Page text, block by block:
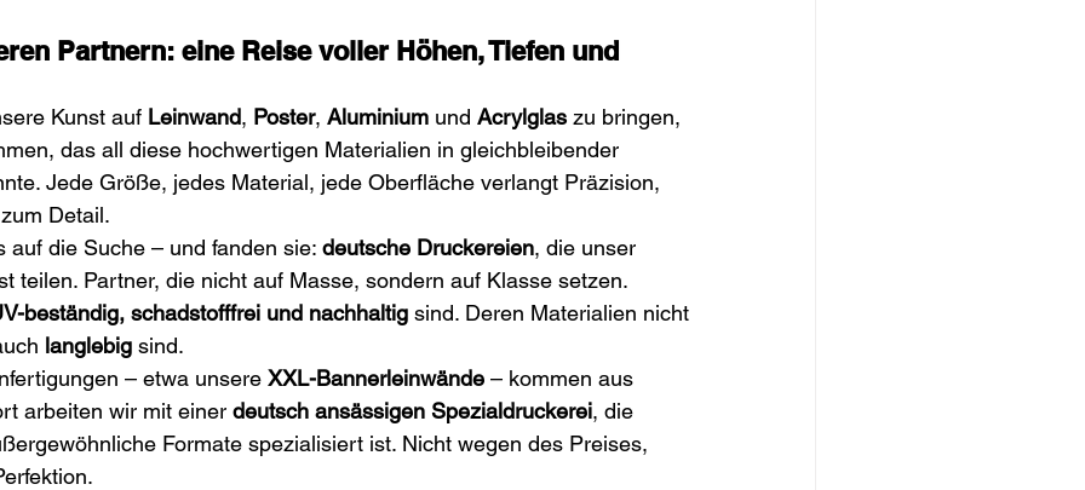
Partnern: eine Reise voller Höhen, Tiefen und
Kunst auf Leinwand, Poster, Aluminium und Acrylglas zu bringen,
das all diese hochwertigen Materialien in gleichbleibender
Jede Größe, jedes Material, jede Oberfläche verlangt Präzision,
Detail.
auf die Suche – und fanden sie: deutsche Druckereien, die unser
teilen. Partner, die nicht auf Masse, sondern auf Klasse setzen.
beständig, schadstofffrei und nachhaltig sind. Deren Materialien nicht
langlebig sind.
– etwa unsere XXL-Bannerleinwände – kommen aus
arbeiten wir mit einer deutsch ansässigen Spezialdruckerei, die
Formate spezialisiert ist. Nicht wegen des Preises,